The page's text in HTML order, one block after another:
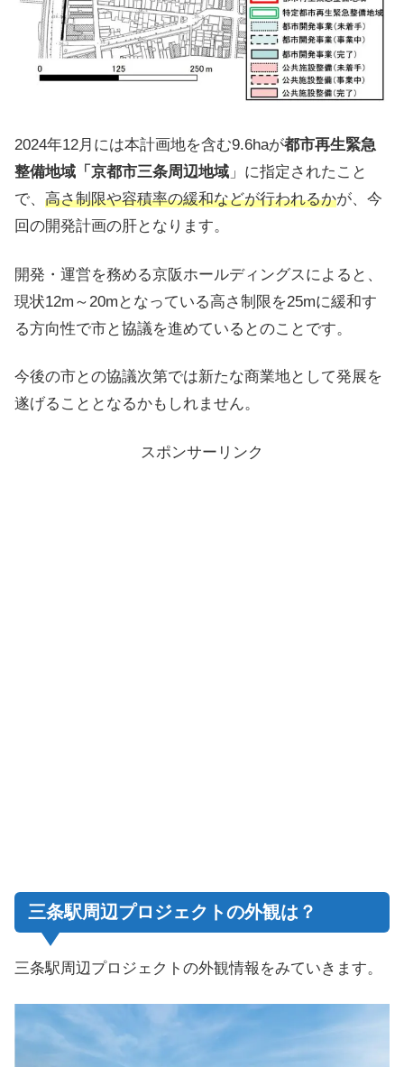
2024年12月には本計画地を含む9.6haが都市再生緊急
整備地域「京都市三条周辺地域 」に指定されたこと
で、 高さ制限や容積率の緩和などが行われるかが、今
回の開発計画の肝となります。
開発・運営を務める京阪ホールディングスによると、
現状12m～20mとなっている高さ制限を25mに緩和す
る方向性で市と協議を進めているとのことです。
今後の市との協議次第では新たな商業地として発展を
遂げることとなるかもしれません。
スポンサーリンク
三条駅周辺プロジェクトの外観は？
三条駅周辺プロジェクトの外観情報をみていきます。